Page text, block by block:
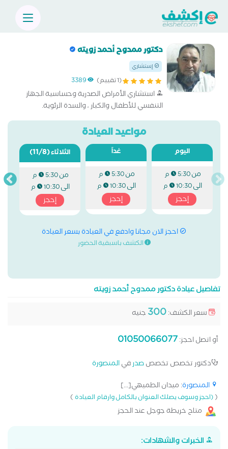
دكتور ممدوح أحمد زويته
إستشاري
(1 تقييم) 3389
استشاري الأمراض الصدرية وحساسية الجهاز
التنفسي للأطفال والكبار ، والسدة الرئوية.
مواعيد العيادة
اليوم
من5:30 م
الى10:30 م
إحجز
غداً
من5:30 م
الى10:30 م
إحجز
الثلاثاء(11/8)
من5:30 م
الى10:30 م
إحجز
احجز الان مجانا وادفع في العيادة بسعر العيادة
الكشف باسبقية الحضور
تفاصيل عيادة دكتور ممدوح أحمد زويته
سعر الكشف:300 جنيه
أو اتصل احجز:01050066077
دكتور تخصص تخصصصدرفيالمنصورة
المنصورة: ميدان الطميهي[...]
((احجز وسوف يصلك العنوان بالكامل وارقام العيادة)
متاح خريطة جوجل عند الحجز
الخبرات والشهادات: